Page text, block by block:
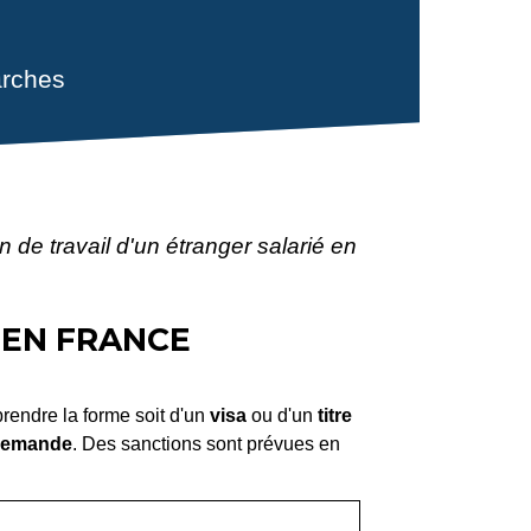
de travail d'un étranger salarié en
FRANCE
la forme soit d'unvisa ou d'untitre
. Des sanctions sont prévues en